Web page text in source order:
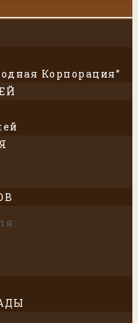
Корпорация”